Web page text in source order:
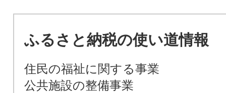
ふるさと納税の使い道情報
住民の福祉に関する事業
公共施設の整備事業